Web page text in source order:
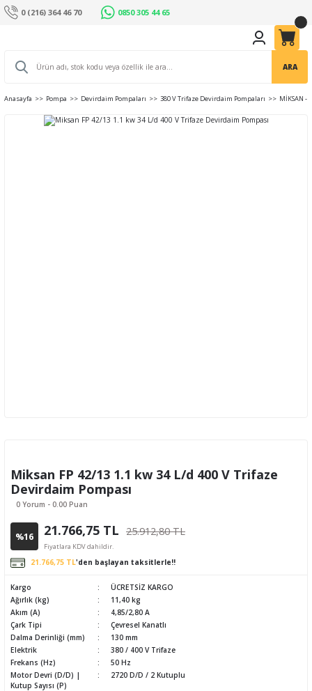
0 (216) 364 46 70 0850 305 44 65
ARA
Anasayfa Pompa Devirdaim Pompaları 380 V Trifaze Devirdaim Pompaları MİKSAN -
Miksan FP 42/13 1.1 kw 34 L/d 400 V Trifaze
Devirdaim Pompası
0 Yorum - 0.00 Puan
%16 21.766,75 TL 25.912,80 TL
Fiyatlara KDV dahildir.
21.766,75 TL'den başlayan taksitlerle!!
Kargo
ÜCRETSİZ KARGO
Ağırlık (kg)
11,40 kg
Akım (A)
4,85/2,80 A
Çark Tipi
Çevresel Kanatlı
Dalma Derinliği (mm)
130 mm
Elektrik
380 / 400 V Trifaze
Frekans (Hz)
50 Hz
Motor Devri (D/D) |
Kutup Sayısı (P)
2720 D/D / 2 Kutuplu